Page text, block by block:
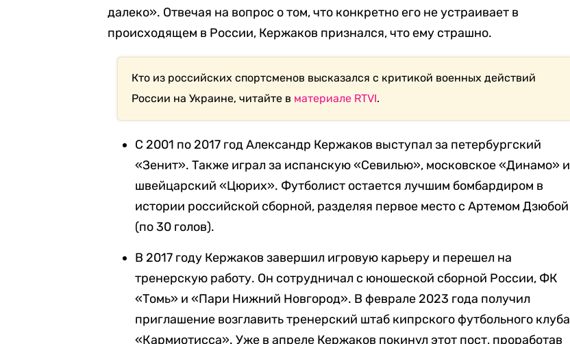
далеко». Отвечая на вопрос о том, что конкретно его не устраивает в
происходящем в России, Кержаков признался, что ему страшно.
Кто из российских спортсменов высказался с критикой военных действий
России на Украине, читайте в материале RTVI.
С 2001 по 2017 год Александр Кержаков выступал за петербургский
«Зенит». Также играл за испанскую «Севилью», московское «Динамо» и
швейцарский «Цюрих». Футболист остается лучшим бомбардиром в
истории российской сборной, разделяя первое место с Артемом Дзюбой
(по 30 голов).
В 2017 году Кержаков завершил игровую карьеру и перешел на
тренерскую работу. Он сотрудничал с юношеской сборной России, ФК
«Томь» и «Пари Нижний Новгород». В феврале 2023 года получил
приглашение возглавить тренерский штаб кипрского футбольного клуба
«Кармиотисса». Уже в апреле Кержаков покинул этот пост, проработав